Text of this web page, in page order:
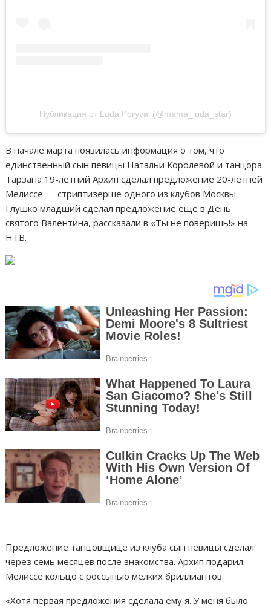
Публикация от Luda Poryvai (@mama_luda_star)
В начале марта появилась информация о том, что
единственный сын певицы Натальи Королевой и танцора
Тарзана 19-летний Архип сделал предложение 20-летней
Мелиссе — стриптизерше одного из клубов Москвы.
Глушко младший сделал предложение еще в День
святого Валентина, рассказали в «Ты не поверишь!» на
НТВ.
Предложение танцовщице из клуба сын певицы сделал
через семь месяцев после знакомства. Архип подарил
Мелиссе кольцо с россыпью мелких бриллиантов.
«Хотя первая предложения сделала ему я. У меня было